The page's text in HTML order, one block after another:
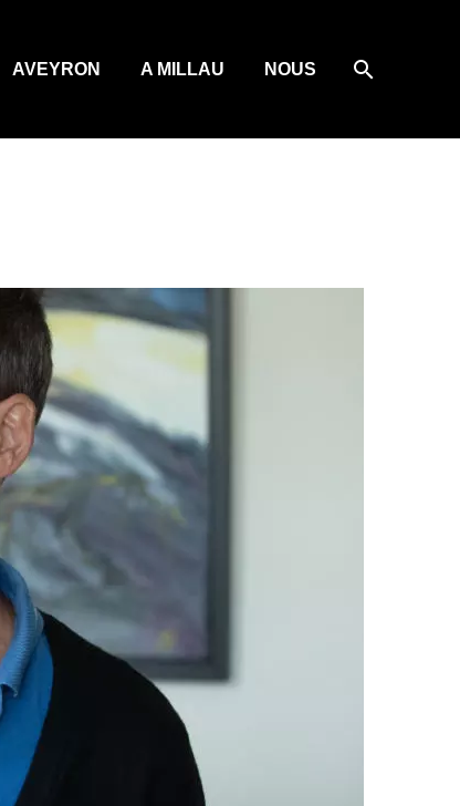
AVEYRON A MILLAU NOUS